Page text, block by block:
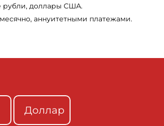
рубли, доллары США.
аннуитетными платежами.
Доллар